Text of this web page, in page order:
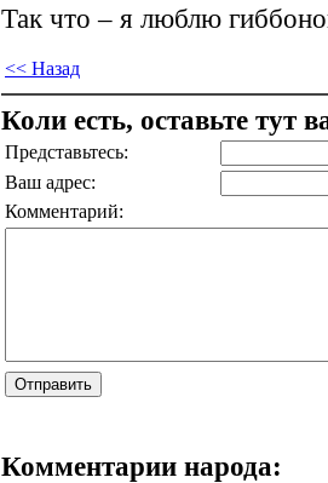
Так что – я люблю
<< Назад
Коли есть, оставьте тут
Представьтесь:
Ваш адрес:
Комментарий:
Комментарии народа: